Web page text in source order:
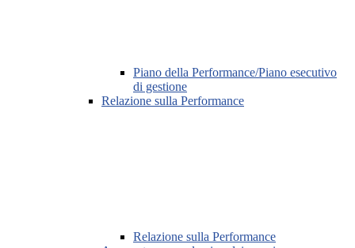
Piano della Performance/Piano esecutivo
di gestione
Relazione sulla Performance
Relazione sulla Performance